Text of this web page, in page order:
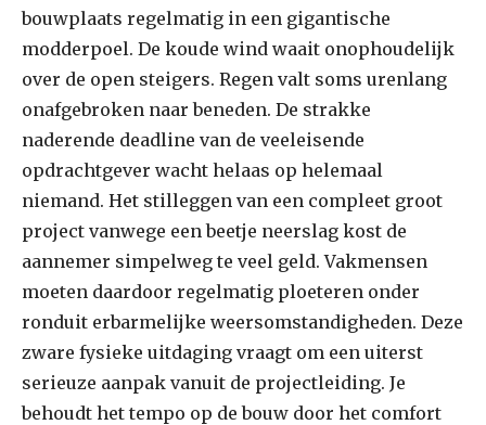
bouwplaats regelmatig in een gigantische
modderpoel. De koude wind waait onophoudelijk
over de open steigers. Regen valt soms urenlang
onafgebroken naar beneden. De strakke
naderende deadline van de veeleisende
opdrachtgever wacht helaas op helemaal
niemand. Het stilleggen van een compleet groot
project vanwege een beetje neerslag kost de
aannemer simpelweg te veel geld. Vakmensen
moeten daardoor regelmatig ploeteren onder
ronduit erbarmelijke weersomstandigheden. Deze
zware fysieke uitdaging vraagt om een uiterst
serieuze aanpak vanuit de projectleiding. Je
behoudt het tempo op de bouw door het comfort